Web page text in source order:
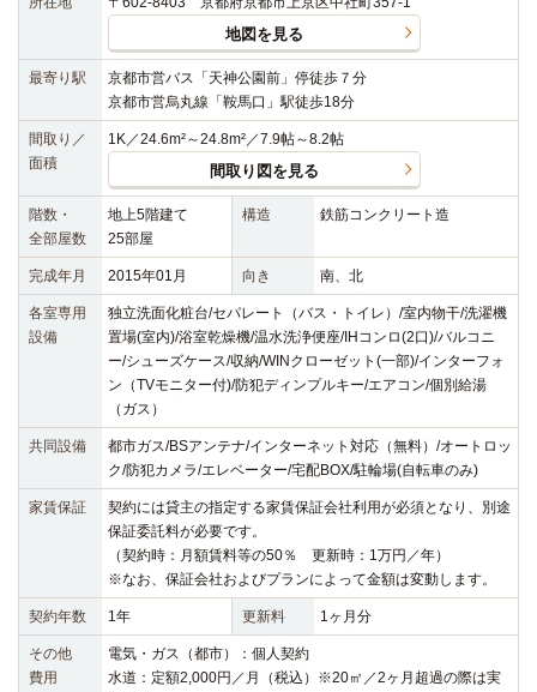
地図を見る
最寄り駅
京都市営バス「天神公園前」停徒歩７分
京都市営烏丸線「鞍馬口」駅徒歩18分
間取り／
面積
1K／24.6m²～24.8m²／7.9帖～8.2帖
間取り図を見る
階数・
全部屋数
地上5階建て
25部屋
構造 鉄筋コンクリート造
完成年月 2015年01月 向き 南、北
各室専用
設備
独立洗面化粧台/セパレート（バス・トイレ）/室内物干/洗濯機
置場(室内)/浴室乾燥機/温水洗浄便座/IHコンロ(2口)/バルコニ
ー/シューズケース/収納/WINクローゼット(一部)/インターフォ
ン（TVモニター付)/防犯ディンプルキー/エアコン/個別給湯
（ガス）
共同設備
都市ガス/BSアンテナ/インターネット対応（無料）/オートロッ
ク/防犯カメラ/エレベーター/宅配BOX/駐輪場(自転車のみ)
家賃保証
契約には貸主の指定する家賃保証会社利用が必須となり、別途
保証委託料が必要です。
（契約時：月額賃料等の50％ 更新時：1万円／年）
※なお、保証会社およびプランによって金額は変動します。
契約年数 1年 更新料 1ヶ月分
その他
費用
電気・ガス（都市）：個人契約
水道：定額2,000円／月（税込）※20㎡／2ヶ月超過の際は実